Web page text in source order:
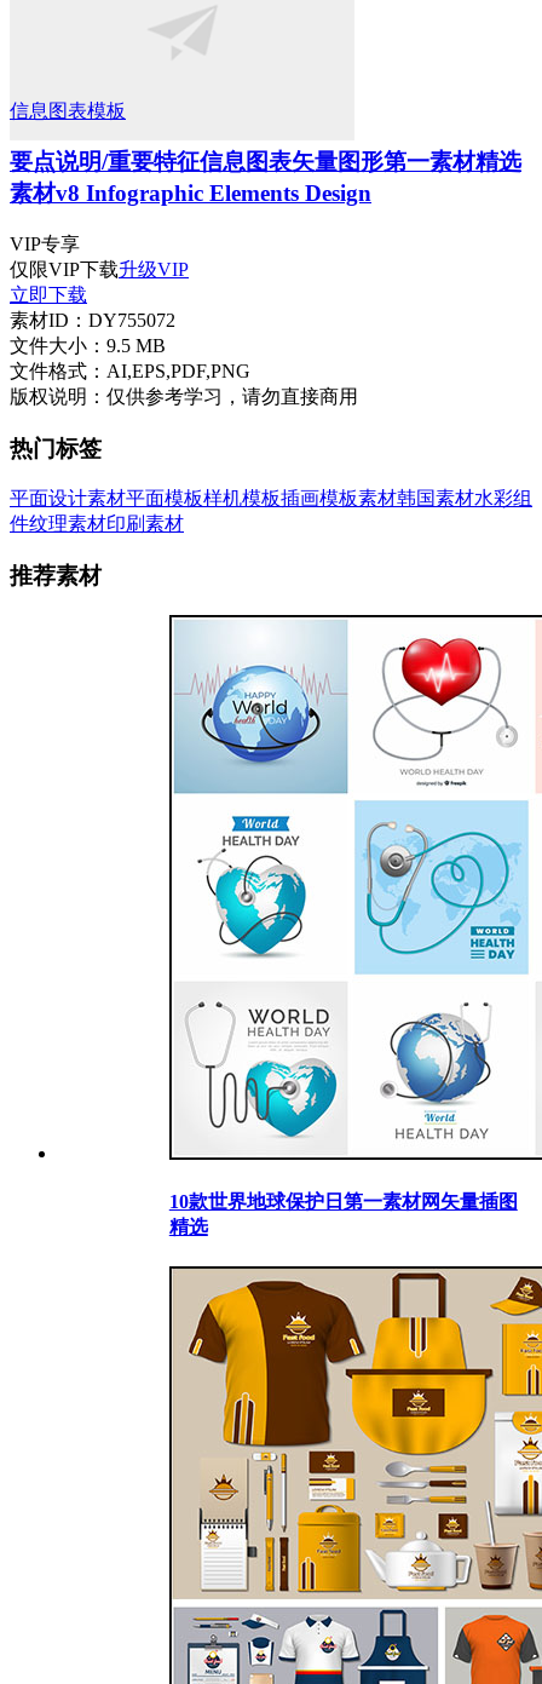
信息图表模板
要点说明/重要特征信息图表矢量图形第一素材精选
素材v8 Infographic Elements Design
VIP专享
仅限VIP下载升级VIP
立即下载
素材ID： DY755072
文件大小： 9.5 MB
文件格式： AI,EPS,PDF,PNG
版权说明： 仅供参考学习，请勿直接商用
热门标签
平面设计素材平面模板样机模板插画模板素材韩国素材水彩组
件纹理素材印刷素材
推荐素材
10款世界地球保护日第一素材网矢量插图
精选